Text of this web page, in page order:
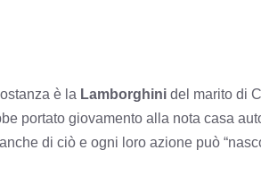
è la Lamborghini del marito di C
portato giovamento alla nota casa
di ciò e ogni loro azione può